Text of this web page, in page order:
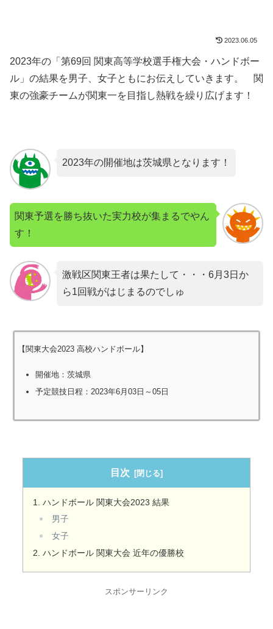
2023.06.05
2023年の「第69回 関東高等学校選手権大会・ハンドボー
ル」の結果を男子、女子ともにお伝えしていきます。 関
東の強豪チームが関東一を目指し熱戦を繰り広げます！
2023年の開催地は茨城県となります！
関東予選を勝ち抜いた実力校が集まるでやん
す！
激戦区関東王者は果たして・・・6月3日か
ら1回戦がはじまるのでしゅ
【関東大会2023 高校ハンドボール】
開催地：茨城県
予定競技日程：2023年6月03日～05日
目次
ハンドボール 関東大会2023 結果
男子
女子
ハンドボール 関東大会 近年の優勝校
スポンサーリンク